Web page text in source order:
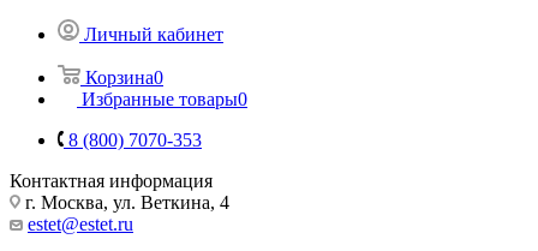
Личный кабинет
Корзина0
Избранные товары0
8 (800) 7070-353
Контактная информация
г. Москва, ул. Веткина, 4
estet@estet.ru